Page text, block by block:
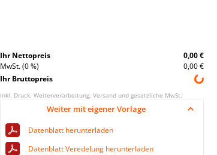
Ihr Nettopreis
0,00 €
MwSt. (0 %)
0,00 €
Ihr Bruttopreis
inkl. Druck, Weiterverarbeitung, Versand und gesetzliche MwSt.
Weiter mit eigener Vorlage
Datenblatt herunterladen
Datenblatt Veredelung herunterladen